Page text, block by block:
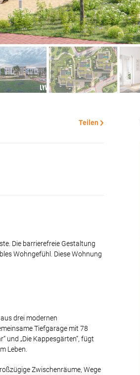
Teilen
Die barrierefreie Gestaltung
Wohngefühl. Diese Wohnung
drei modernen
Tiefgarage mit 78
und „Die Kappesgärten“, fügt
Leben.
Zwischenräume, Wege